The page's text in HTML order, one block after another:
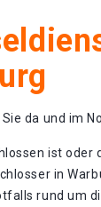
da und im
ist oder
in
rund um